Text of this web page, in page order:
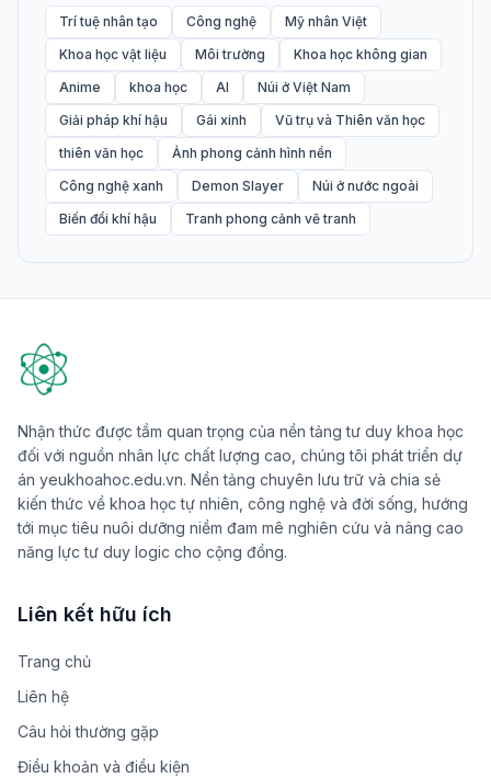
Trí tuệ nhân tạo Công nghệ
Mỹ nhân Việt
Khoa học vật liệu
Môi trường
Khoa học không gian
Anime
khoa học AI
Núi ở Việt Nam
Giải pháp khí hậu
Gái xinh
Vũ trụ và Thiên văn học
thiên văn học
Ảnh phong cảnh hình nền
Công nghệ xanh
Demon Slayer
Núi ở nước ngoài
Biến đổi khí hậu
Tranh phong cảnh vẽ tranh
Nhận thức được tầm quan trọng của nền tảng tư duy khoa học
đối với nguồn nhân lực chất lượng cao, chúng tôi phát triển dự
án yeukhoahoc.edu.vn. Nền tảng chuyên lưu trữ và chia sẻ
kiến thức về khoa học tự nhiên, công nghệ và đời sống, hướng
tới mục tiêu nuôi dưỡng niềm đam mê nghiên cứu và nâng cao
năng lực tư duy logic cho cộng đồng.
Liên kết hữu ích
Trang chủ
Liên hệ
Câu hỏi thường gặp
Điều khoản và điều kiện